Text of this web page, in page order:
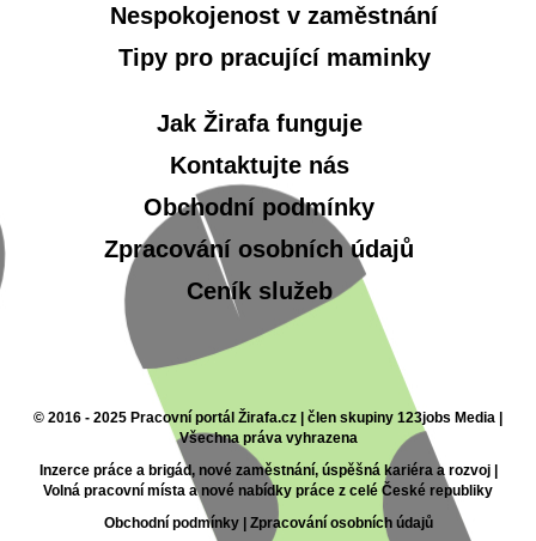
Nespokojenost v zaměstnání
Tipy pro pracující maminky
Jak Žirafa funguje
Kontaktujte nás
Obchodní podmínky
Zpracování osobních údajů
Ceník služeb
© 2016 - 2025 Pracovní portál Žirafa.cz | člen skupiny 123jobs Media |
Všechna práva vyhrazena
Inzerce práce a brigád, nové zaměstnání, úspěšná kariéra a rozvoj |
Volná pracovní místa a nové nabídky práce z celé České republiky
Obchodní podmínky| Zpracování osobních údajů